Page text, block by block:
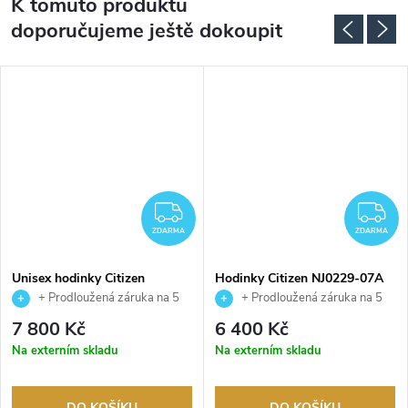
K tomuto produktu
doporučujeme ještě dokoupit
ZDARMA
ZDARMA
Unisex hodinky Citizen
NJ0200-50X
+ Prodloužená záruka na 5
let. Až 100 dní na vrácení zboží.
Autorizovaný prodejce.
7 800 Kč
Na externím skladu
ZDARMA
Hodinky Citizen NJ0229-07A
+ Prodloužená záruka na 5
let. Až 100 dní na vrácení zboží.
Autorizovaný prodejce.
6 400 Kč
Na externím skladu